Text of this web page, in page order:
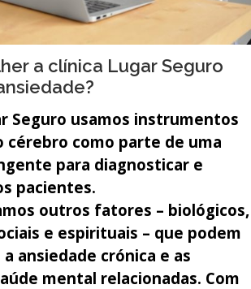
a clínica Lugar Seguro
Seguro usamos instrumentos
cérebro como parte de uma
para diagnosticar e
pacientes.
outros fatores – biológicos,
e espirituais – que podem
ansiedade crónica e as
mental relacionadas. Com